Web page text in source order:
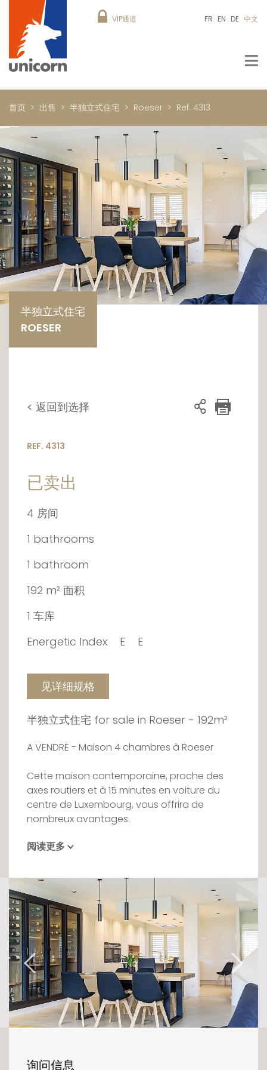
VIP通道 FR EN DE 中文
首页 出售 半独立式住宅 Roeser Ref. 4313
半独立式住宅
ROESER
< 返回到选择
REF. 4313
已卖出
4 房间
1 bathrooms
1 bathroom
192 m² 面积
1 车库
Energetic Index
E E
见详细规格
半独立式住宅 for sale in Roeser - 192m²
A VENDRE - Maison 4 chambres à Roeser
Cette maison contemporaine, proche des
axes routiers et à 15 minutes en voiture du
centre de Luxembourg, vous offrira de
nombreux avantages.
D'une superficie de 270m² brut, dont 192m²
vous charmera par son confort qui satisfera
les plus exigeants.
Au rez-de chaussée, se trouve une entrée, un
garage pour une voiture, une buanderie ainsi
qu'une chambre avec salle de
douche/hammam et dressing.
Le premier étage, accueille l'espace de vie
avec une grande cuisine fonctionnelle et
toute équipée, une salle à manger avec cave
sont accessibles par quelques marches.
阅读更多
询问信息